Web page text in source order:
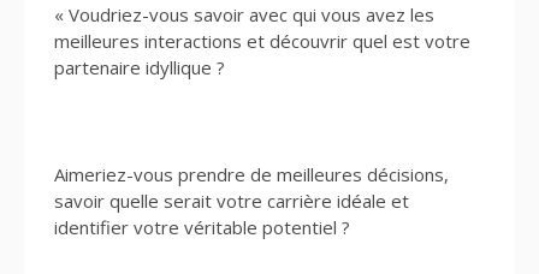
« Voudriez-vous savoir avec qui vous avez les
meilleures interactions et découvrir quel est votre
partenaire idyllique ?
Aimeriez-vous prendre de meilleures décisions,
savoir quelle serait votre carrière idéale et
identifier votre véritable potentiel ?